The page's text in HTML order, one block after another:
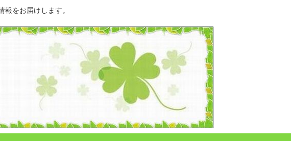
をお届けします。